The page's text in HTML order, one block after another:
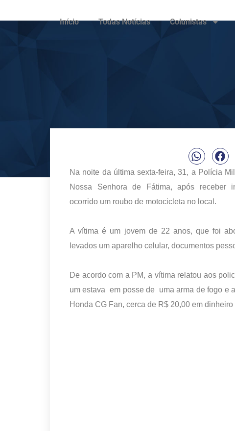
Início Todas Notícias Colunistas
Na noite da última sexta-feira, 31, a Polícia
Nossa Senhora de Fátima, após receber
ocorrido um roubo de motocicleta no local.
A vítima é um jovem de 22 anos, que foi
levados um aparelho celular, documentos
De acordo com a PM, a vítima relatou aos
um estava em posse de uma arma de fogo e
Honda CG Fan, cerca de R$ 20,00 em